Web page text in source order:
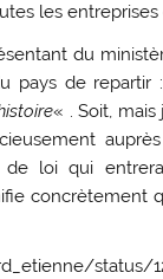
les entreprises
du
pays de repartir
« . Soit,
loi qui
concrètement
status/